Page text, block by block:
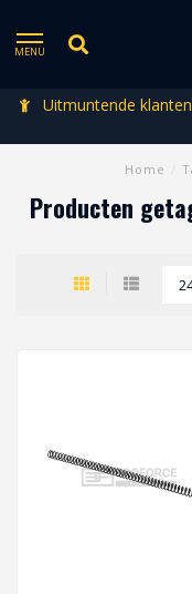
MENU
Uitmuntende
Home
Producten